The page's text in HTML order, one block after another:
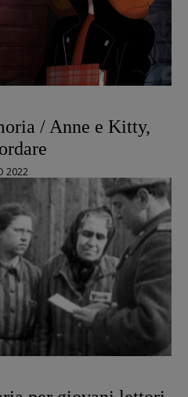
/ Anne e Kitty,
2022